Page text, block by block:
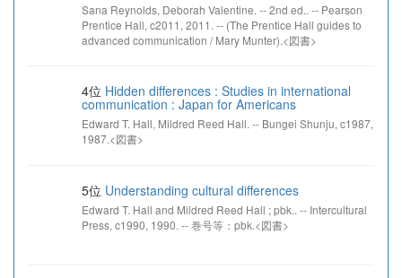
Sana Reynolds, Deborah Valentine. -- 2nd ed.. -- Pearson
Prentice Hall, c2011, 2011. -- (The Prentice Hall guides to
advanced communication / Mary Munter).<図書>
4位 Hidden differences : Studies in international
communication : Japan for Americans
Edward T. Hall, Mildred Reed Hall. -- Bungei Shunju, c1987,
1987.<図書>
5位 Understanding cultural differences
Edward T. Hall and Mildred Reed Hall ; pbk.. -- Intercultural
Press, c1990, 1990. -- 巻号等：pbk.<図書>